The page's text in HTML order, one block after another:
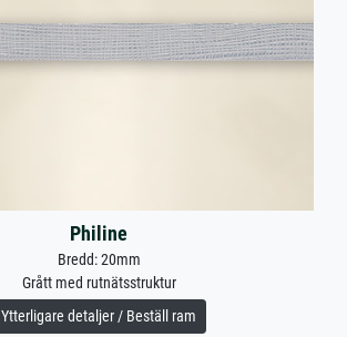
Philine
Bredd: 20mm
Grått med rutnätsstruktur
Ytterligare detaljer / Beställ ram